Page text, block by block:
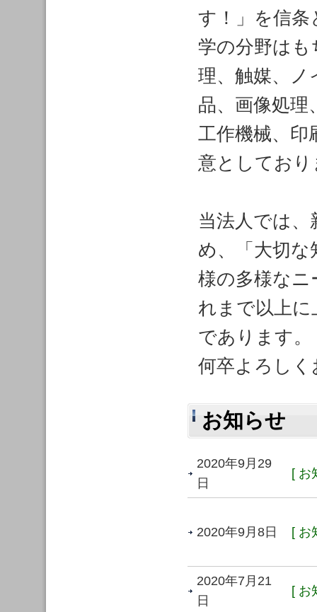
す！」を信条
学の分野はも
理、触媒、ノ
品、画像処理
工作機械、印
意としており
当法人では
め、「大切な
様の多様な
れまで以上
であります。
何卒よろし
お知らせ
2020年9月29
日
[ お
2020年9月8日 [ お
2020年7月21
日
[ お